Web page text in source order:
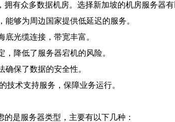
有众多数据机房。选择新加坡的机房服务器有
够为周边国家提供低延迟的服务。
光缆连接，带宽丰富。
降低了服务器宕机的风险。
保了数据的安全性。
技术支持服务，保障业务运行。
的是服务器类型，主要有以下几种：